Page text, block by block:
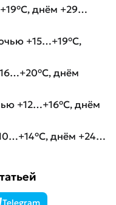
днём +29…
+15…+19°C,
днём
+12…+16°C, днём
днём +24…
Telegram